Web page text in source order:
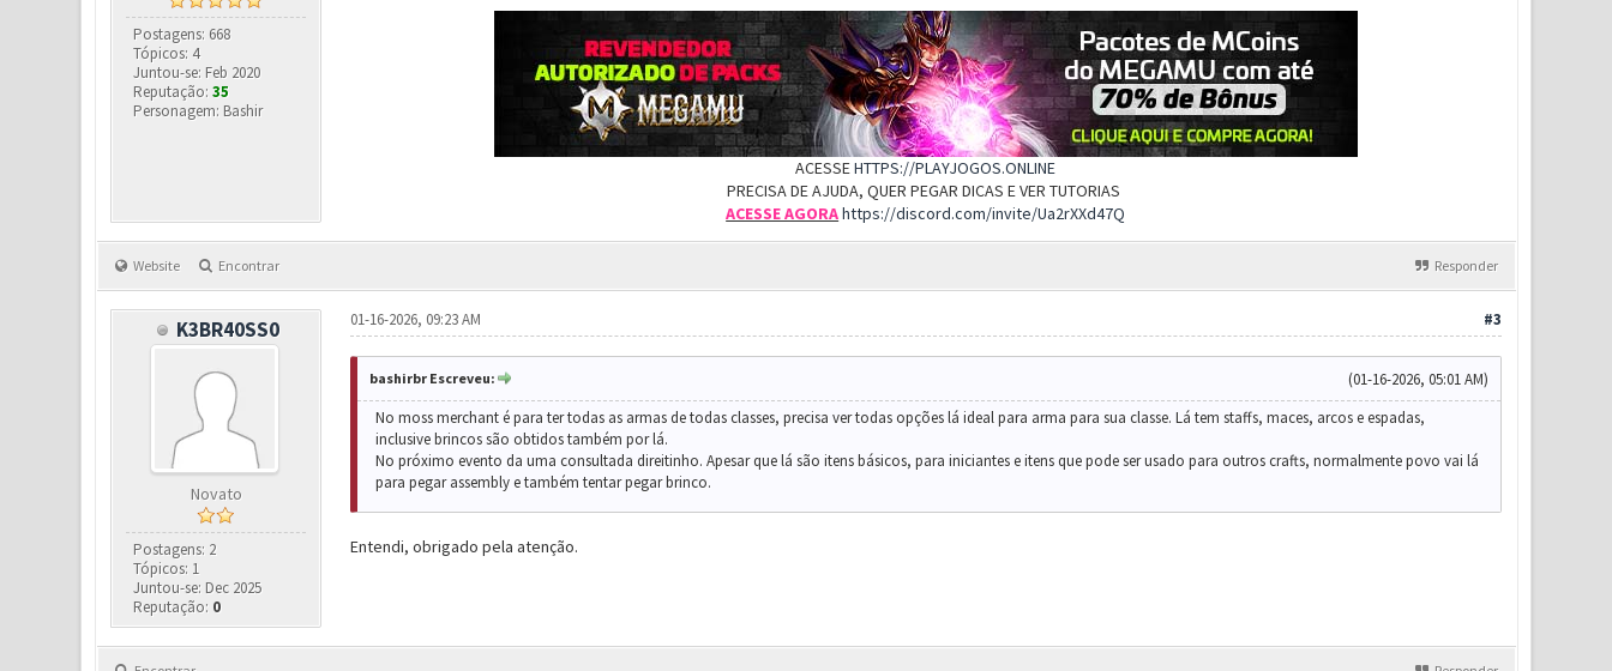
Postagens: 668
Tópicos: 4
Juntou-se: Feb 2020
Reputação:35
Personagem: Bashir
ACESSEHTTPS://PLAYJOGOS.ONLINE
PRECISA DE AJUDA, QUER PEGAR DICAS E VER TUTORIAS
ACESSE AGORAhttps://discord.com/invite/Ua2rXXd47Q
Website Encontrar Responder
K3BR40SS0
Novato
Postagens: 2
Tópicos: 1
Juntou-se: Dec 2025
Reputação: 0
#3
01-16-2026, 09:23 AM
(01-16-2026, 05:01 AM)
bashirbr Escreveu:
No moss merchant é para ter todas as armas de todas classes, precisa ver todas opções lá ideal para arma para sua classe. Lá tem staffs, maces, arcos e espadas,
inclusive brincos são obtidos também por lá.
No próximo evento da uma consultada direitinho. Apesar que lá são itens básicos, para iniciantes e itens que pode ser usado para outros crafts, normalmente povo vai lá
para pegar assembly e também tentar pegar brinco.
Entendi, obrigado pela atenção.